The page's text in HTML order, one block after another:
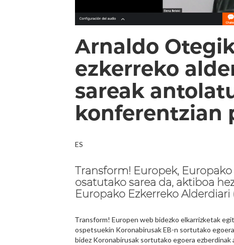
Arnaldo
ezkerreko
sareak
konferentzian
ES
Transform! Europek,
osatutako sarea da, aktiboa
Europako Ezkerreko
Τransform! Europen web bidezko elkarrizketak
ospetsuekin Koronabirusak EB-n sortutako
bidez Koronabirusak sortutako egoera